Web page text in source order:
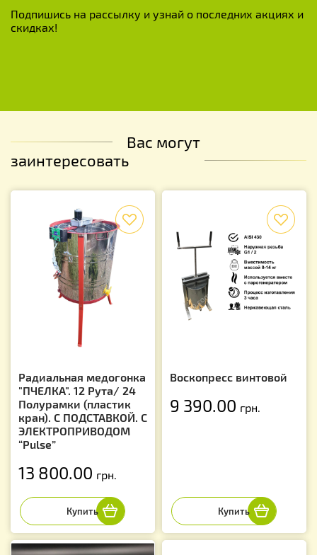
Подпишись на рассылку и узнай о последних акциях и
скидках!
Вас могут
заинтересовать
Радиальная медогонка
"ПЧЕЛКА". 12 Рута/ 24
Полурамки (пластик
кран). С ПОДСТАВКОЙ. С
ЭЛЕКТРОПРИВОДОМ
“Pulse”
13 800.00 грн.
Воскопресс винтовой
9 390.00 грн.